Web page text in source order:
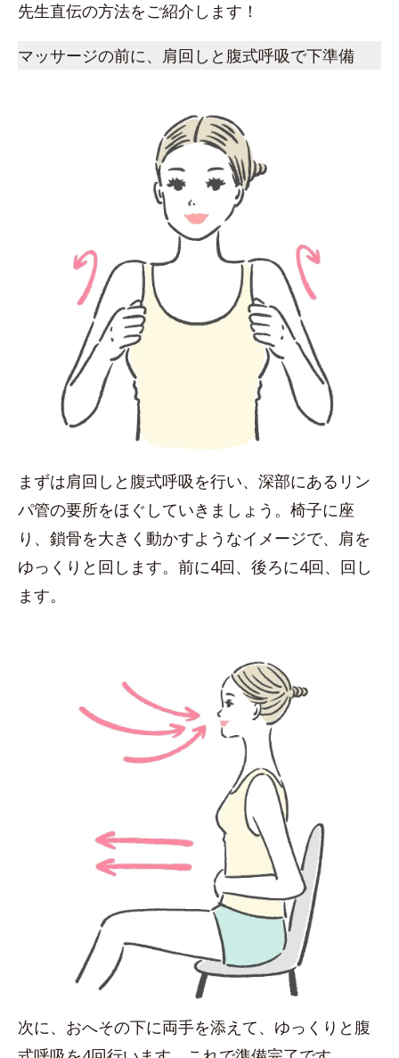
先生直伝の方法をご紹介します！
マッサージの前に、肩回しと腹式呼吸で下準備
まずは肩回しと腹式呼吸を行い、深部にあるリン
パ管の要所をほぐしていきましょう。椅子に座
り、鎖骨を大きく動かすようなイメージで、肩を
ゆっくりと回します。前に4回、後ろに4回、回し
ます。
次に、おへその下に両手を添えて、ゆっくりと腹